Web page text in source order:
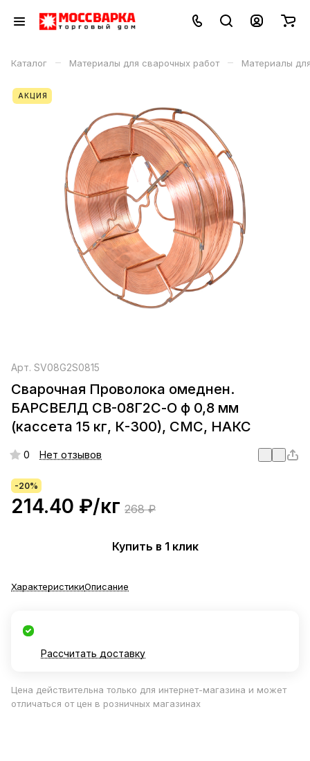
Каталог – Материалы для сварочных работ – Материалы
АКЦИЯ
Арт. SV08G2S0815
Сварочная Проволока омеднен.
БАРСВЕЛД СВ-08Г2С-О ф 0,8 мм
(кассета 15 кг, К-300), СМС, НАКС
0 Нет отзывов
-20%
214.40 ₽/кг 268 ₽
Купить в 1 клик
ХарактеристикиОписание
Рассчитать доставку
Цена действительна только для интернет-магазина и может
отличаться от цен в розничных магазинах